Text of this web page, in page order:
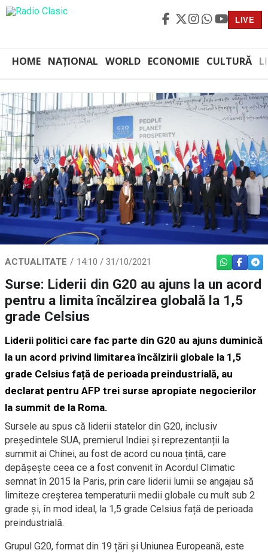
LIVE
HOME NAȚIONAL WORLD ECONOMIE CULTURĂ
ACTUALITATE 14:10 / 31/10/2021 WHATSAPP
Surse: Liderii din G20 au ajuns la un acord
pentru a limita încălzirea globală la 1,5
grade Celsius
Liderii politici care fac parte din G20 au ajuns duminică
la un acord privind limitarea încălzirii globale la 1,5
grade Celsius față de perioada preindustrială, au
declarat pentru AFP trei surse apropiate negocierilor
la summit de la Roma.
Sursele au spus că liderii statelor din G20, inclusiv
președintele SUA, premierul Indiei și reprezentanții la
summit ai Chinei, au fost de acord cu noua țintă, care
depășește ceea ce a fost convenit în Acordul Climatic
semnat în 2015 la Paris, prin care liderii lumii se angajau să
limiteze creșterea temperaturii medii globale cu mult sub 2
grade și, în mod ideal, la 1,5 grade Celsius față de perioada
preindustrială.
Grupul G20, format din 19 țări și Uniunea Europeană, este